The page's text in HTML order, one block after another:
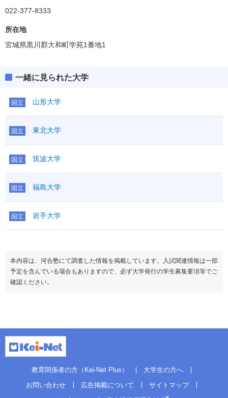
022-377-8333
所在地
宮城県黒川郡大和町学苑1番地1
一緒に見られた大学
国立 山形大学
国立 東北大学
国立 筑波大学
国立 福島大学
国立 岩手大学
本内容は、河合塾にて調査した情報を掲載しています。入試関連情報は一部
予定を含んでいる場合もありますので、必ず大学発行の学生募集要項等でご
確認ください。
教育関係者の方（Kei-Net Plus）
大学生の方へ
お問い合わせ
広告掲載について
サイトマップ